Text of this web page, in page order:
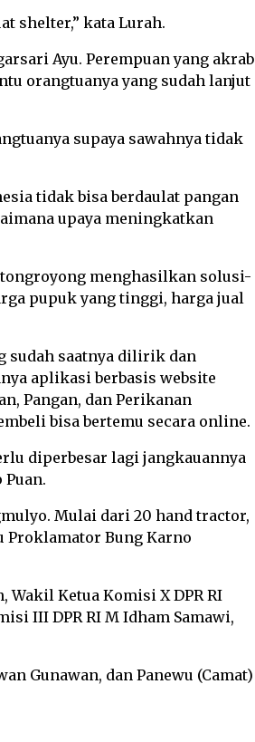
shelter,” kata Lurah.
Ayu. Perempuan yang akrab
orangtuanya yang sudah lanjut
supaya sawahnya tidak
tidak bisa berdaulat pangan
upaya meningkatkan
menghasilkan solusi-
pupuk yang tinggi, harga jual
sudah saatnya dilirik dan
aplikasi berbasis website
Pangan, dan Perikanan
bisa bertemu secara online.
diperbesar lagi jangkauannya
Mulai dari 20 hand tractor,
Proklamator Bung Karno
Wakil Ketua Komisi X DPR RI
III DPR RI M Idham Samawi,
Gunawan, dan Panewu (Camat)